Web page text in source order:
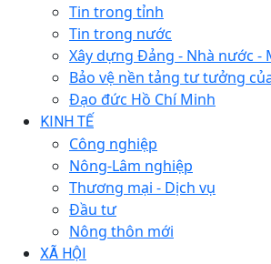
Tin trong tỉnh
Tin trong nước
Xây dựng Đảng - Nhà nước -
Bảo vệ nền tảng tư tưởng
Đạo đức Hồ Chí Minh
KINH TẾ
Công nghiệp
Nông-Lâm nghiệp
Thương mại - Dịch vụ
Đầu tư
Nông thôn mới
XÃ HỘI